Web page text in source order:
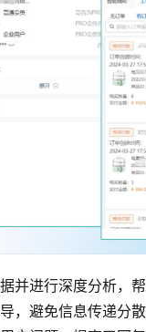
并进行深度分析，
，避免信息传递分散